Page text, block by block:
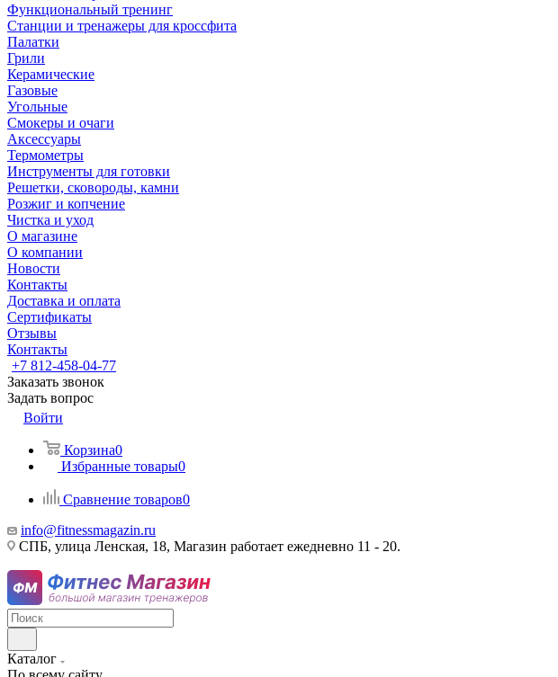
Функциональный тренинг
Станции и тренажеры для кроссфита
Палатки
Грили
Керамические
Газовые
Угольные
Смокеры и очаги
Аксессуары
Термометры
Инструменты для готовки
Решетки, сковороды, камни
Розжиг и копчение
Чистка и уход
О магазине
О компании
Новости
Контакты
Доставка и оплата
Сертификаты
Отзывы
Контакты
+7 812-458-04-77
Заказать звонок
Задать вопрос
Войти
Корзина0
Избранные товары0
Сравнение товаров0
info@fitnessmagazin.ru
СПБ, улица Ленская, 18, Магазин работает ежедневно 11 - 20.
Каталог